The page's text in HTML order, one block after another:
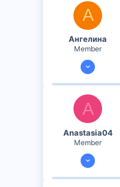
А
Ангелина
Member
12 Июн 2024
A
Anastasia04
Member
6 Июл 2024